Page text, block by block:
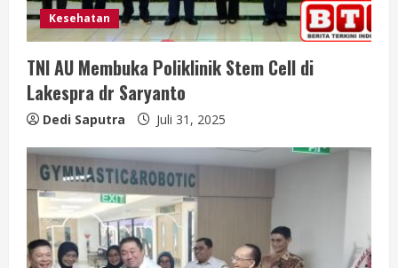
Kesehatan
TNI AU Membuka Poliklinik Stem Cell di
Lakespra dr Saryanto
Dedi Saputra Juli 31, 2025